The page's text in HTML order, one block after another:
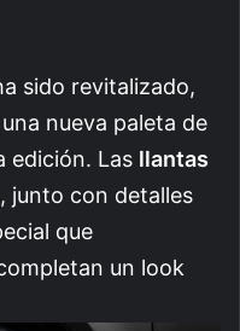
sido revitalizado,
nueva paleta de
edición. Las llantas
, junto con detalles
que
un look